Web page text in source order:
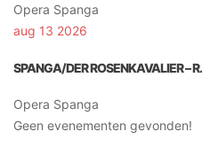
Opera Spanga
aug 13 2026
SPANGA/DER ROSENKAVALIER –
Opera Spanga
Geen evenementen gevonden!